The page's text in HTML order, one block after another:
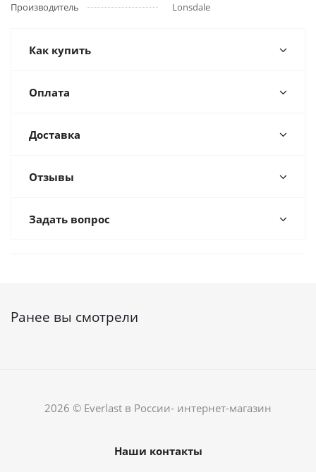
Производитель
Lonsdale
Как купить
Оплата
Доставка
Отзывы
Задать вопрос
Ранее вы смотрели
2026 © Everlast в России- интернет-магазин
Наши контакты